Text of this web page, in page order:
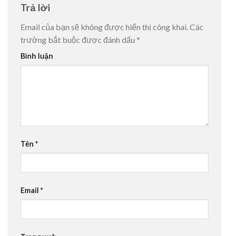
Trả lời
Email của bạn sẽ không được hiển thị công khai. Các
trường bắt buộc được đánh dấu *
Bình luận
Tên *
Email *